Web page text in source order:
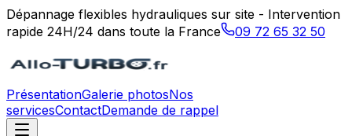
Dépannage flexibles hydrauliques sur site - Intervention
rapide 24H/24 dans toute la France
09 72 65 32 50
PrésentationGalerie photosNos
servicesContactDemande de rappel